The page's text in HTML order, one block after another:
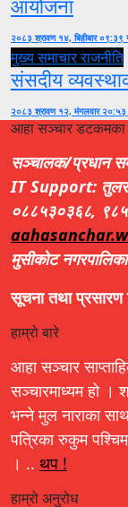
आयोजना
२०८३ श्रावण १४, बिहीबार ०९:३९
मुख्य समाचारराजनीति
संसदीय
२०८३ श्रावण १२, मंगलवार
आहा सञ्चार डटकमका
सञ्चालक/प्रधान
IT Support:
०८८५३०३६८,
मुसीकोट
सूचना तथा प्रसारण
हाम्रो बारे
आहा सञ्चार
सञ्चारमाध्यम हो ।
भन्ने मुल नाराका
पत्रिका रुकुम
। .. थप !
हाम्रो अनुरोध